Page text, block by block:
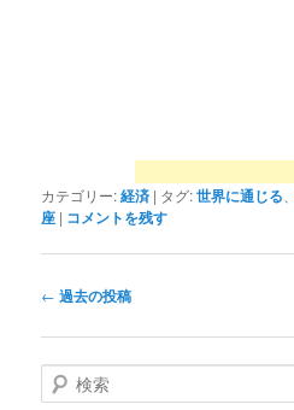
カテゴリー:経済 | タグ:世界に通じる
座 | コメントを残す
投
ナ
ビ
ゲ
← 過去の投稿
検
索